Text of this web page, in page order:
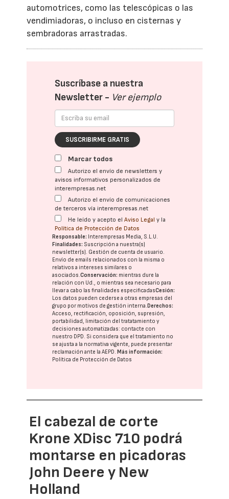
automotrices, como las telescópicas o las
vendimiadoras, o incluso en cisternas y
sembradoras arrastradas.
Suscríbase a nuestra
Newsletter - Ver ejemplo
SUSCRIBIRME GRATIS
Marcar todos
Autorizo el envío de newsletters y
avisos informativos personalizados de
interempresas.net
Autorizo el envío de comunicaciones
de terceros vía interempresas.net
He leído y acepto elAviso Legal y la
Política de Protección de Datos
Responsable: Interempresas Media, S.L.U.
Finalidades: Suscripción a nuestra(s)
newsletter(s). Gestión de cuenta de usuario.
Envío de emails relacionados con la misma o
relativos a intereses similares o
asociados.Conservación: mientras dure la
relación con Ud., o mientras sea necesario para
llevar a cabo las finalidades especificadasCesión:
Los datos pueden cederse a otras empresas del
grupo por motivos de gestión interna.Derechos:
Acceso, rectificación, oposición, supresión,
portabilidad, limitación del tratatamiento y
decisiones automatizadas: contacte con
nuestro DPD. Si considera que el tratamiento no
se ajusta a la normativa vigente, puede presentar
reclamación ante laAEPD.Más información:
Política de Protección de Datos
El cabezal de corte
Krone XDisc 710 podrá
montarse en picadoras
John Deere y New
Holland